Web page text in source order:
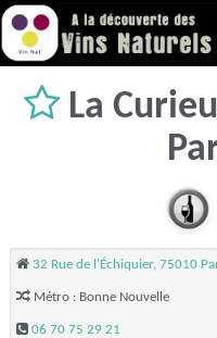
La
32 Rue de l'Échiquier, 75010
Métro : Bonne Nouvelle
06 70 75 29 21